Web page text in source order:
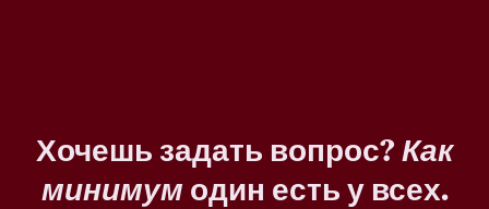
Хочешь задать вопрос? Как
минимум один есть у всех.